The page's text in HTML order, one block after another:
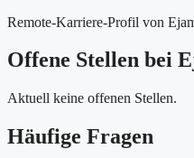
Remote-Karriere-Profil von
Offene Stellen bei
Aktuell keine offenen Stellen.
Häufige Fragen